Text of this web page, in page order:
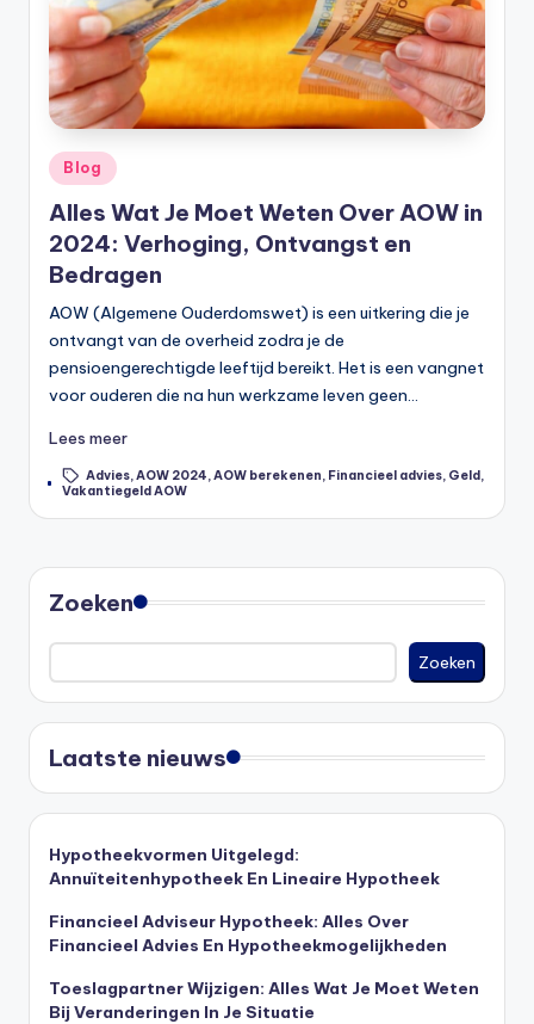
Geplaatst
in
Blog
Alles Wat Je Moet Weten Over AOW in
2024: Verhoging, Ontvangst en
Bedragen
AOW (Algemene Ouderdomswet) is een uitkering die je
ontvangt van de overheid zodra je de
pensioengerechtigde leeftijd bereikt. Het is een vangnet
voor ouderen die na hun werkzame leven geen…
Lees meer
Tags: Advies,AOW 2024,AOW berekenen, Financieel advies, Geld,
Vakantiegeld AOW
Zoeken
Zoeken
Laatste nieuws
Hypotheekvormen Uitgelegd:
Annuïteitenhypotheek En Lineaire Hypotheek
Financieel Adviseur Hypotheek: Alles Over
Financieel Advies En Hypotheekmogelijkheden
Toeslagpartner Wijzigen: Alles Wat Je Moet Weten
Bij Veranderingen In Je Situatie